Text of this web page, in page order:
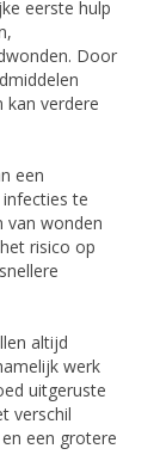
eerste hulp
Door
kan verdere
een
te
van wonden
risico op
altijd
werk
uitgeruste
verschil
een grotere